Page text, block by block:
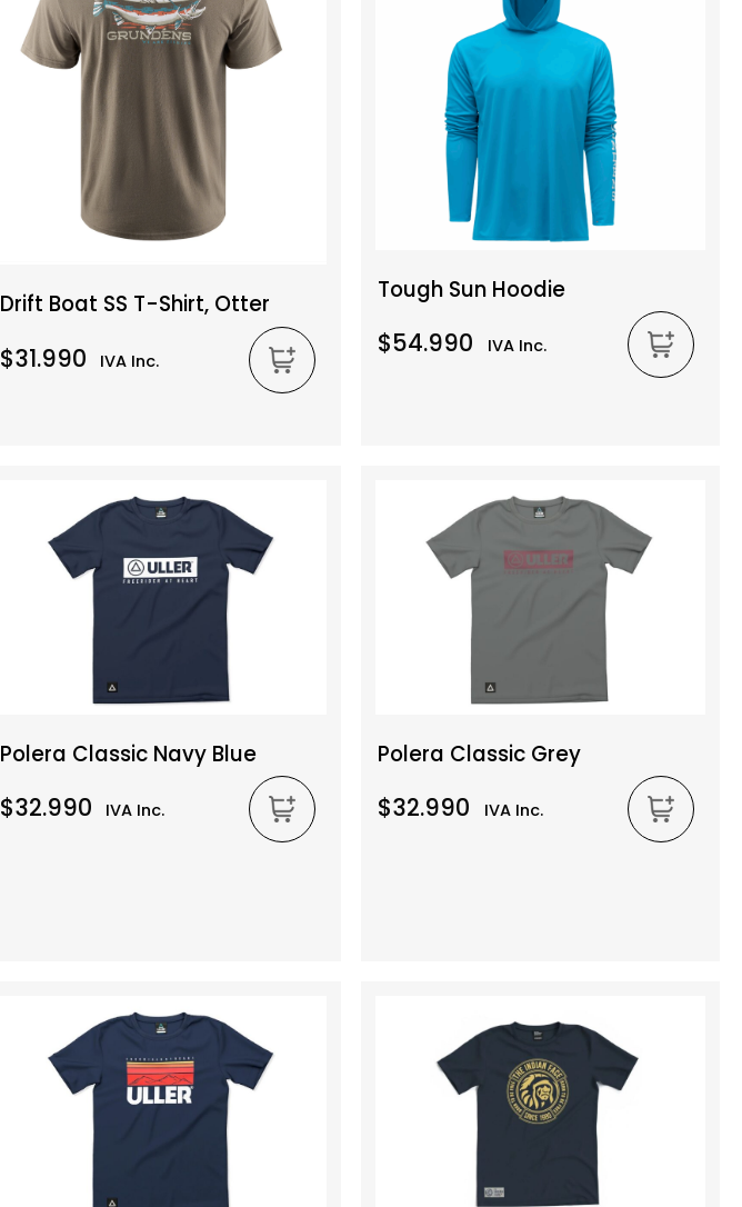
Drift Boat SS T-Shirt, Otter
$31.990 IVA Inc.
Tough Sun Hoodie
$54.990 IVA Inc.
Polera Classic Navy Blue
$32.990 IVA Inc.
Polera Classic Grey
$32.990 IVA Inc.